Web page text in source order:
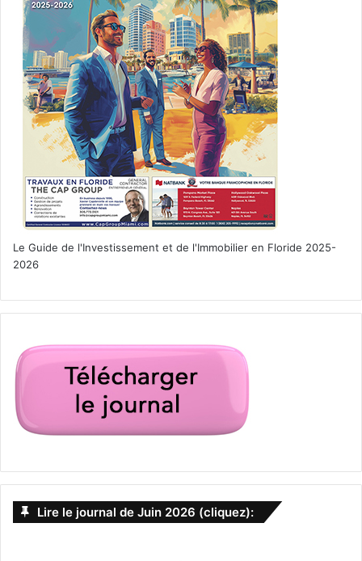
Le Guide de l'Investissement et de l'Immobilier en Floride 2025-
2026
Lire le journal de Juin 2026 (cliquez):